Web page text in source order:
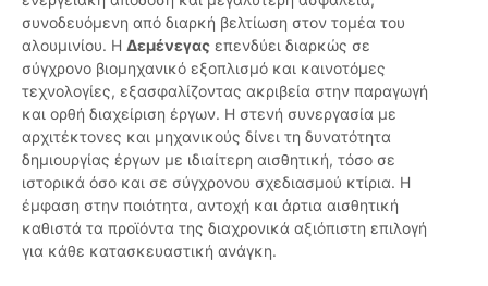
συνοδευόμενη από διαρκή βελτίωση στον τομέα του
αλουμινίου. Η Δεμένεγας επενδύει διαρκώς σε
σύγχρονο βιομηχανικό εξοπλισμό και καινοτόμες
τεχνολογίες, εξασφαλίζοντας ακριβεία στην παραγωγή
και ορθή διαχείριση έργων. Η στενή συνεργασία με
αρχιτέκτονες και μηχανικούς δίνει τη δυνατότητα
δημιουργίας έργων με ιδιαίτερη αισθητική, τόσο σε
ιστορικά όσο και σε σύγχρονου σχεδιασμού κτίρια. Η
έμφαση στην ποιότητα, αντοχή και άρτια αισθητική
καθιστά τα προϊόντα της διαχρονικά αξιόπιστη επιλογή
για κάθε κατασκευαστική ανάγκη.